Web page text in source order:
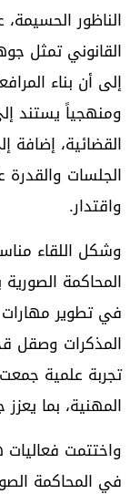
الناظور
القانوني تمثل
إلى أن بناء
ومنهجياً يستند
القضائية، إضافة
الجلسات
واقتدار.
وشكل اللقاء
المحاكمة
في تطوير مهارات
المذكرات وصقل
تجربة علمية جمعت
المهنية، بما
واختتمت
في المحاكمة